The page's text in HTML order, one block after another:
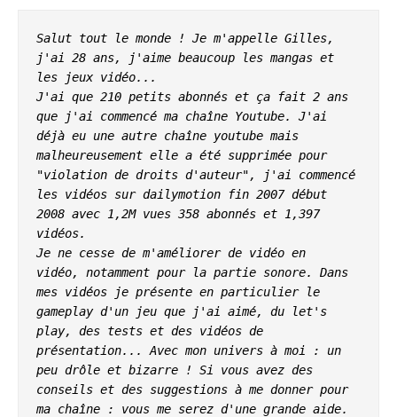
Salut tout le monde ! Je m'appelle Gilles,
j'ai 28 ans, j'aime beaucoup les mangas et
les jeux vidéo...
J'ai que 210 petits abonnés et ça fait 2 ans
que j'ai commencé ma chaîne Youtube. J'ai
déjà eu une autre chaîne youtube mais
malheureusement elle a été supprimée pour
"violation de droits d'auteur", j'ai commencé
les vidéos sur dailymotion fin 2007 début
2008 avec 1,2M vues 358 abonnés et 1,397
vidéos.
Je ne cesse de m'améliorer de vidéo en
vidéo, notamment pour la partie sonore. Dans
mes vidéos je présente en particulier le
gameplay d'un jeu que j'ai aimé, du let's
play, des tests et des vidéos de
présentation... Avec mon univers à moi : un
peu drôle et bizarre ! Si vous avez des
conseils et des suggestions à me donner pour
ma chaîne : vous me serez d'une grande aide.